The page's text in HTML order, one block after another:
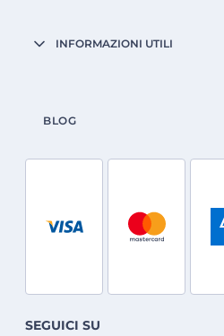
INFORMAZIONI UTILI
BLOG
SEGUICI SU